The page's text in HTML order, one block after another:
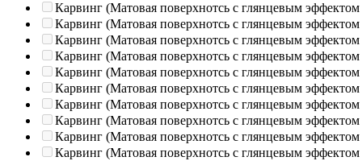
Карвинг (Матовая поверхнотсь с глянцевым эффектом
Карвинг (Матовая поверхнотсь с глянцевым эффектом
Карвинг (Матовая поверхнотсь с глянцевым эффектом
Карвинг (Матовая поверхнотсь с глянцевым эффектом
Карвинг (Матовая поверхнотсь с глянцевым эффектом
Карвинг (Матовая поверхнотсь с глянцевым эффектом
Карвинг (Матовая поверхнотсь с глянцевым эффектом
Карвинг (Матовая поверхнотсь с глянцевым эффектом
Карвинг (Матовая поверхнотсь с глянцевым эффектом
Карвинг (Матовая поверхнотсь с глянцевым эффектом